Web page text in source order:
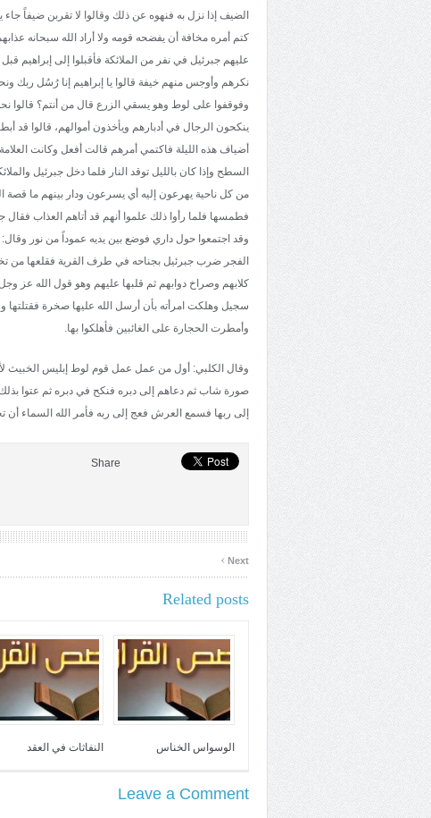
الضيف إذا نزل به فنهوه عن ذلك وقالوا لا تقربن ضيفاً
كتم أمره مخافة أن يفضحه قومه ولا أراد الله سبحانه
عليهم جبرئيل في نفر من الملائكة فأقبلوا إلى إبراهيم
نكرهم وأوجس منهم خيفة قالوا يا إبراهيم إنا رُسُل ربك
وفوقفوا على لوط وهو يسقي الزرع قال من أنتم؟ قالوا
ينكحون الرجال في أدبارهم ويأخذون أموالهم، قالوا قد
أضياف هذه الليلة فاكتمي أمرهم قالت أفعل وكانت
السطح وإذا كان بالليل توقد النار فلما دخل جبرئيل
من كل ناحية يهرعون إليه أي يسرعون ودار بينهم ما
فطمسها فلما رأوا ذلك علموا أنهم قد أتاهم العذاب
وقد اجتمعوا حول داري فوضع بين يديه عموداً من نور وقال:
الفجر ضرب جبرئيل بجناحه في طرف القرية فقلعها من
كلابهم وصراخ دوابهم ثم قلبها عليهم وهو قول الله عز
سجيل وهلكت امرأته بأن أرسل الله عليها صخرة فقتلتها
وأمطرت الحجارة على الغائبين فأهلكوا بها.
وقال الكلبي: أول من عمل عمل قوم لوط إبليس الخبيث
صورة شاب ثم دعاهم إلى دبره فنكح في دبره ثم عتوا
إلى ربها فسمع العرش فعج إلى ربه فأمر الله السماء
Share
Next
›
Related posts
الوسواس الخناس النفاثات في العقد
Leave a Comment